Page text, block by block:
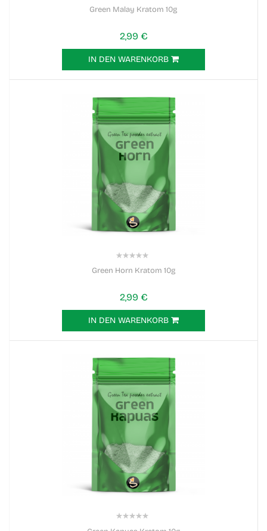
Green Malay Kratom 10g
2,99 €
IN DEN WARENKORB
Green Horn Kratom 10g
2,99 €
IN DEN WARENKORB